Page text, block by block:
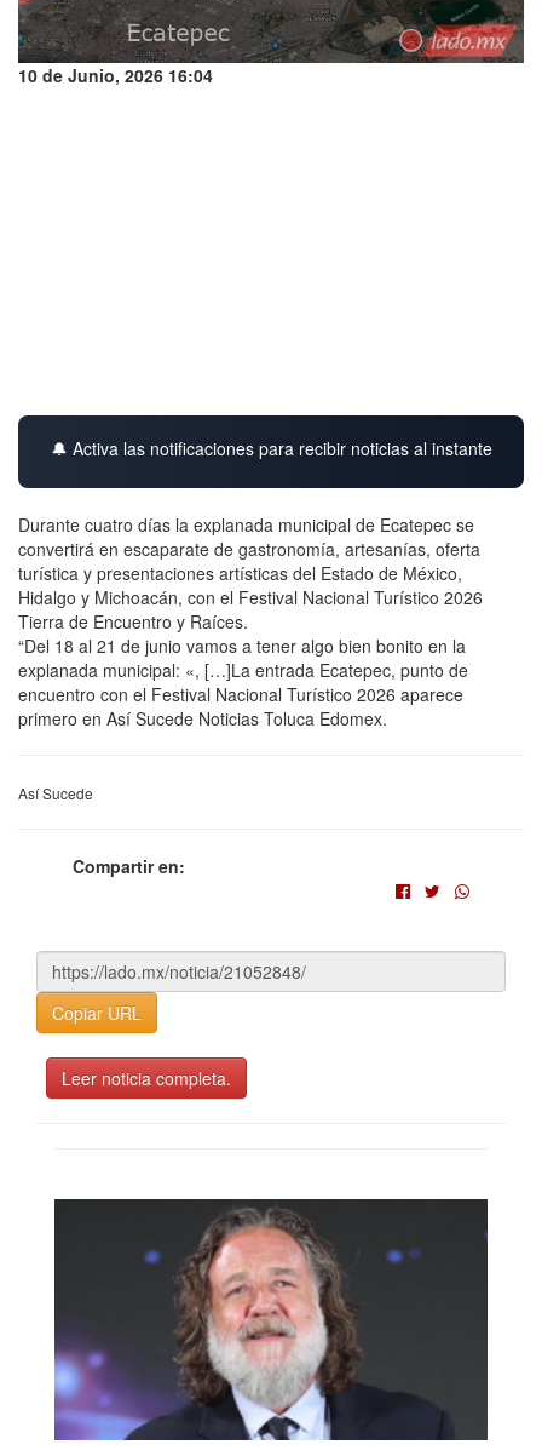
10 de Junio, 2026 16:04
🔔 Activa las notificaciones para recibir noticias al instante
Durante cuatro días la explanada municipal de Ecatepec se
convertirá en escaparate de gastronomía, artesanías, oferta
turística y presentaciones artísticas del Estado de México,
Hidalgo y Michoacán, con el Festival Nacional Turístico 2026
Tierra de Encuentro y Raíces.
“Del 18 al 21 de junio vamos a tener algo bien bonito en la
explanada municipal: «, […]La entrada Ecatepec, punto de
encuentro con el Festival Nacional Turístico 2026 aparece
primero en Así Sucede Noticias Toluca Edomex.
Así Sucede
Compartir en:
Copiar URL
Leer noticia completa.